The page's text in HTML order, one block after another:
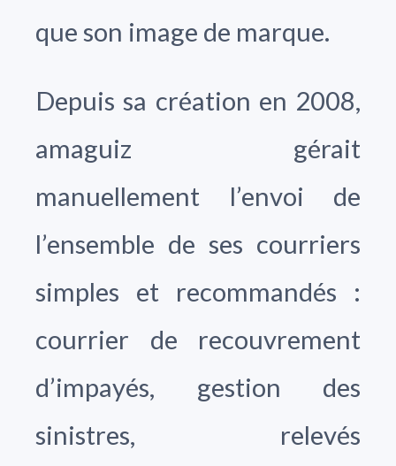
que son image de marque.
Depuis sa création en 2008,
amaguiz gérait
manuellement l’envoi de
l’ensemble de ses courriers
simples et recommandés :
courrier de recouvrement
d’impayés, gestion des
sinistres, relevés